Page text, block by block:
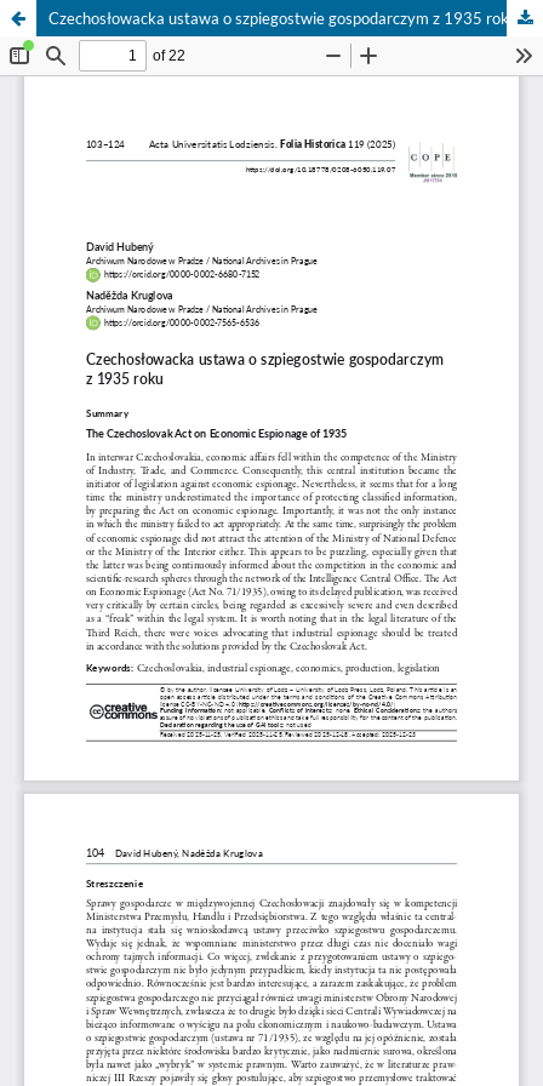
Czechosłowacka ustawa o szpiegostwie gospodarczym z 1935 roku